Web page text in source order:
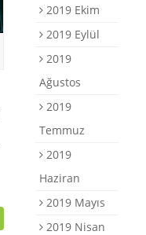
2019 Ekim
2019 Eylül
2019
Ağustos
2019
Temmuz
2019
Haziran
2019 Mayıs
2019 Nisan